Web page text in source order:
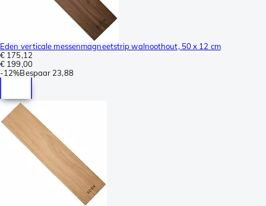
Eden verticale messenmagneetstrip walnoothout, 50 x 12 cm
€ 175,12
€ 199,00
-12%Bespaar 23,88